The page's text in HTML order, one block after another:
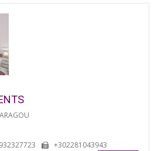
+302281043943